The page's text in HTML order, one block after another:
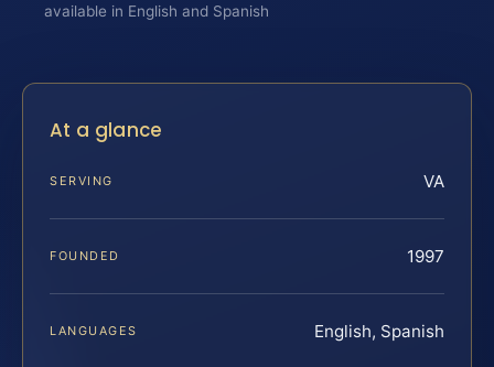
available in English and Spanish
At a glance
SERVING VA
FOUNDED 1997
LANGUAGES English, Spanish